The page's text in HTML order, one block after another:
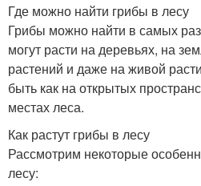
Где можно найти грибы в лесу
Грибы можно найти в самых
могут расти на деревьях, на
растений и даже на живой
быть как на открытых
местах леса.
Как растут грибы в лесу
Рассмотрим некоторые
лесу: